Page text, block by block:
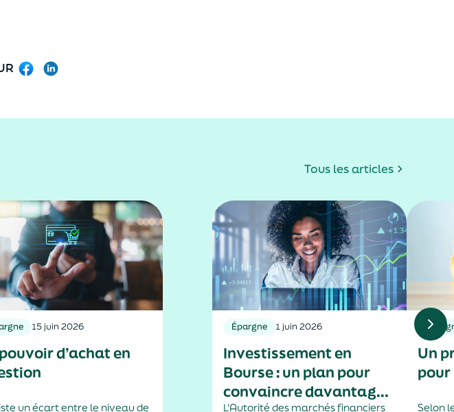
Facebook
Tous les articles
15 juin 2026
d’achat en
un écart entre le niveau de
Épargne 1 juin 2026
Investissement en
Bourse : un plan pour
convaincre davantage
L'Autorité des marchés financiers
Un
pour
Selon